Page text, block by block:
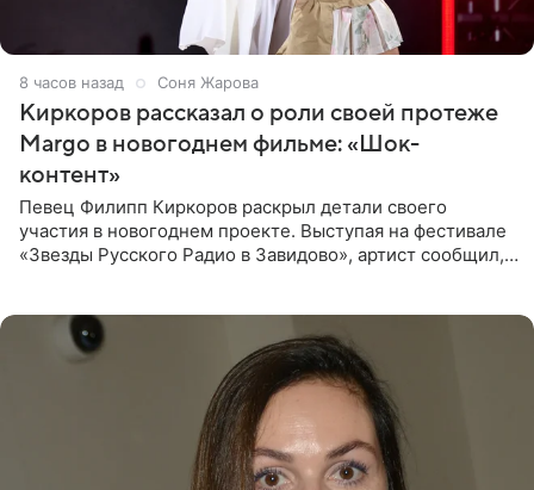
8 часов назад Соня Жарова
Киркоров рассказал о роли своей протеже
Margo в новогоднем фильме: «Шок-
контент»
Певец Филипп Киркоров раскрыл детали своего
участия в новогоднем проекте. Выступая на фестивале
«Звезды Русского Радио в Завидово», артист сообщил,